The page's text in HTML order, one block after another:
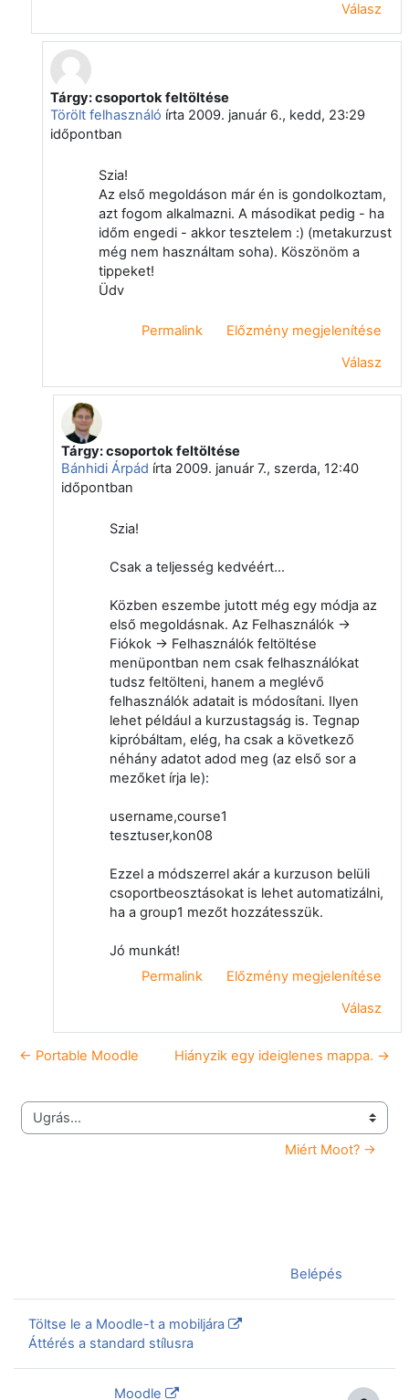
Válasz
Válasz erre: Bánhidi Árpád
Tárgy: csoportok feltöltése
Törölt felhasználó írta 2009. január 6., kedd, 23:29
időpontban
Szia!
Az első megoldáson már én is gondolkoztam,
azt fogom alkalmazni. A másodikat pedig - ha
időm engedi - akkor tesztelem :) (metakurzust
még nem használtam soha). Köszönöm a
tippeket!
Üdv
Permalink
Előzmény megjelenítése
Válasz
Válasz erre: Törölt felhasználó
Tárgy: csoportok feltöltése
Bánhidi Árpád írta 2009. január 7., szerda, 12:40
időpontban
Szia!
Csak a teljesség kedvéért...
Közben eszembe jutott még egy módja az
első megoldásnak. Az Felhasználók ->
Fiókok -> Felhasználók feltöltése
menüpontban nem csak felhasználókat
tudsz feltölteni, hanem a meglévő
felhasználók adatait is módosítani. Ilyen
lehet például a kurzustagság is. Tegnap
kipróbáltam, elég, ha csak a következő
néhány adatot adod meg (az első sor a
mezőket írja le):
username,course1
tesztuser,kon08
Ezzel a módszerrel akár a kurzuson belüli
csoportbeosztásokat is lehet automatizálni,
ha a group1 mezőt hozzátesszük.
Jó munkát!
Permalink
Előzmény megjelenítése
Válasz
← Portable Moodle Hiányzik egy ideiglenes mappa. →
Ugrás...
Miért Moot? →
Belépés
Töltse le a Moodle-t a mobiljára
Áttérés a standard stílusra
Moodle